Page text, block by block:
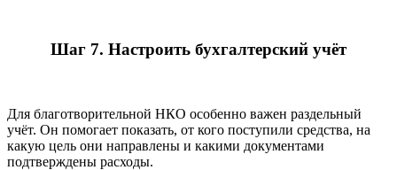
Шаг 7. Настроить бухгалтерский учёт
Для благотворительной НКО особенно важен раздельный
учёт. Он помогает показать, от кого поступили средства, на
какую цель они направлены и какими документами
подтверждены расходы.